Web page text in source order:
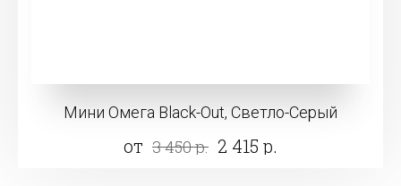
Мини Омега Black-Out, Светло-Серый
от 3 450 р. 2 415 р.